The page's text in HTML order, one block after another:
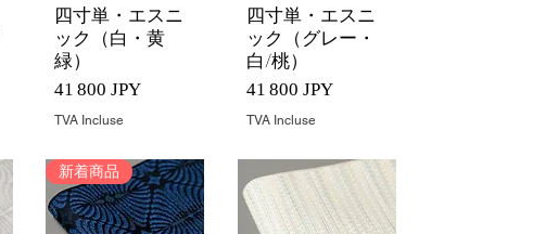
Aperçu rapide
四寸単・エスニ
ック（白・黄
緑）
Prix
41 800 JPY
TVA Incluse
Aperçu rapide
四寸単・エスニ
ック（グレー・
白/桃）
Prix
41 800 JPY
TVA Incluse
新着商品